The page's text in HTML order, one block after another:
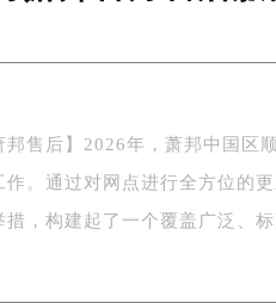
茂天际中心写字楼8层805室（
界贸易中心写字楼A座13层
号绿地双子塔（中央广场）
邦售后】2026年，萧邦中国区
作。通过对网点进行全方位的
措，构建起了一个覆盖广泛、